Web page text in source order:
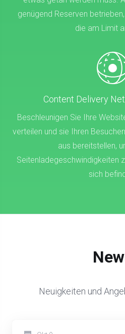
genügend Reserven
die am Limit
Content Delivery
Beschleunigen Sie Ihre
verteilen und sie Ihren
aus bereitstellen,
Seitenladegeschwindigkeiten
sich
Neuigkeiten und